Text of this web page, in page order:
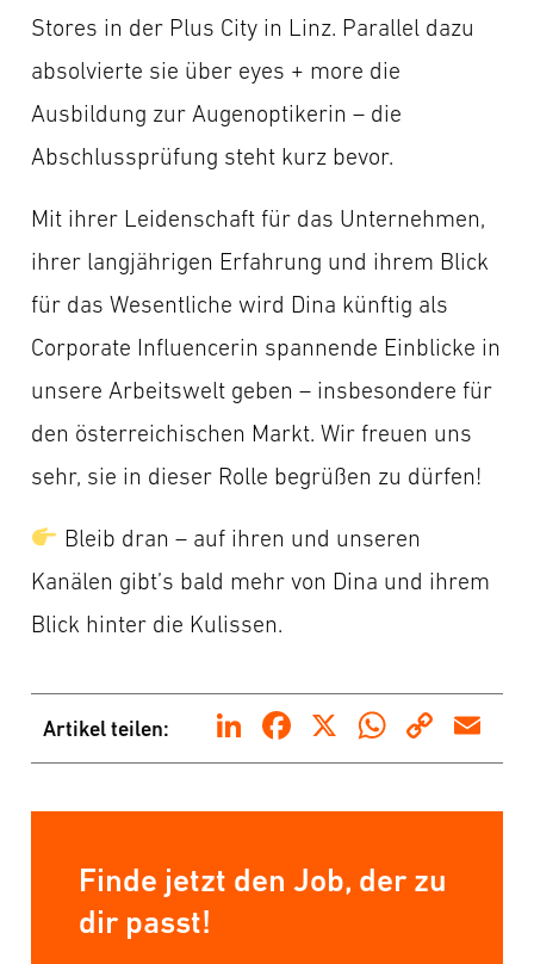
Stores in der Plus City in Linz. Parallel dazu
absolvierte sie über eyes + more die
Ausbildung zur Augenoptikerin – die
Abschlussprüfung steht kurz bevor.
Mit ihrer Leidenschaft für das Unternehmen,
ihrer langjährigen Erfahrung und ihrem Blick
für das Wesentliche wird Dina künftig als
Corporate Influencerin spannende Einblicke in
unsere Arbeitswelt geben – insbesondere für
den österreichischen Markt. Wir freuen uns
sehr, sie in dieser Rolle begrüßen zu dürfen!
Bleib dran – auf ihren und unseren
Kanälen gibt’s bald mehr von Dina und ihrem
Blick hinter die Kulissen.
Artikel teilen: LinkedIn
Facebook
X
Copy
Link
Finde jetzt den Job, der zu
dir passt!